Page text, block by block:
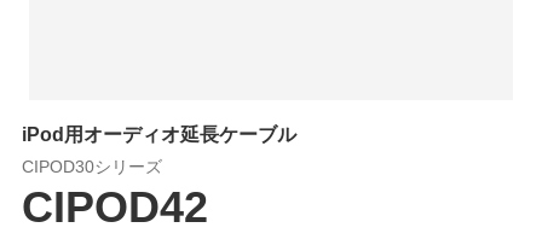
iPod用オーディオ延長ケーブル
CIPOD30シリーズ
CIPOD42